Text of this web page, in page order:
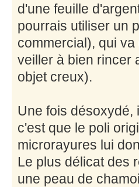
d'une feuille
pourrais utiliser un
commercial), qui
veiller à bien rincer
objet creux).
Une fois désoxydé,
c'est que le poli
microrayures lui
Le plus délicat des
une peau de